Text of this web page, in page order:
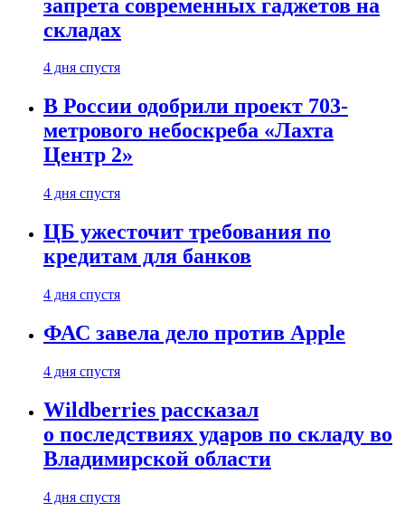
запрета современных гаджетов на
складах
4 дня спустя
В России одобрили проект 703-
метрового небоскреба «Лахта
Центр 2»
4 дня спустя
ЦБ ужесточит требования по
кредитам для банков
4 дня спустя
ФАС завела дело против Apple
4 дня спустя
Wildberries рассказал
о последствиях ударов по складу во
Владимирской области
4 дня спустя